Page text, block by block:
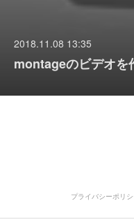
2018.11.08 13:35
montageのビデオを
プライバシーポリ